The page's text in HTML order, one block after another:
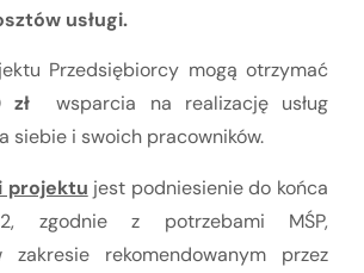
usługi.
Przedsiębiorcy mogą otrzymać
złwsparcia na realizację usług
siebie i swoich pracowników.
projektu jest podniesienie do końca
zgodnie z potrzebami MŚP,
zakresie rekomendowanym przez